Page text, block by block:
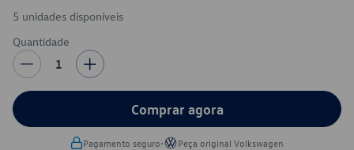
5 unidades disponíveis
Quantidade
1
Comprar agora
Pagamento seguro• Peça original Volkswagen